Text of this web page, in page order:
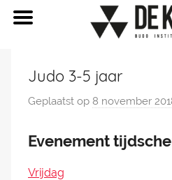
inhoud
Judo 3-5 jaar
Geplaatst op 8 november
Evenement
Vrijdag